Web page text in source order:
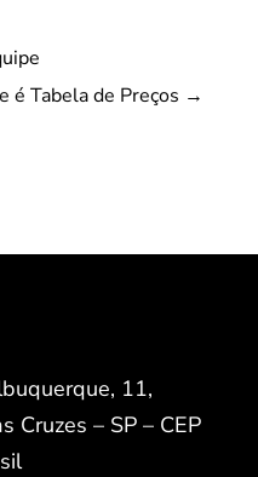
é Tabela de Preços →
11,
Cruzes – SP – CEP